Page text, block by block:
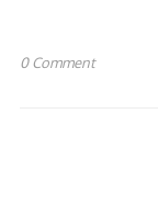
0 Comment